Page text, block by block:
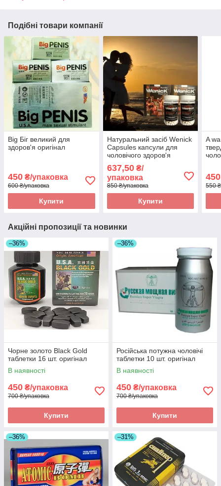
Подібні товари компанії
Big Біг великий для
здоров'я оригінал
450 ₴/упаковка
600 ₴/упаковка
Купити
Натуральний засіб Wenick
Capsules капсули для
чоловічого здоров'я
оригінал
637,50₴/
упаковка
850 ₴/упаковка
Купити
A
450
550
Акційні пропозиції та новинки
–36%
Чорне золото Black Gold
таблетки 16 шт. оригінал
В наявності
450 ₴/упаковка
700 ₴/упаковка
Купити
–36%
Російська потужна чоловічі
таблетки 10 шт. оригінал
В наявності
450 ₴/упаковка
700 ₴/упаковка
Купити
–36% –31%